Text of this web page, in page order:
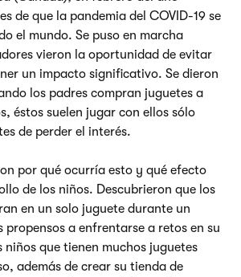
de que la pandemia del COVID-19 se
el mundo. Se puso en marcha
vieron la oportunidad de evitar
un impacto significativo. Se dieron
los padres compran juguetes a
éstos suelen jugar con ellos sólo
de perder el interés.
por qué ocurría esto y qué efecto
de los niños. Descubrieron que los
en un solo juguete durante un
propensos a enfrentarse a retos en su
niños que tienen muchos juguetes
además de crear su tienda de